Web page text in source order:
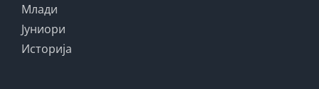
Млади
Јуниори
Историја